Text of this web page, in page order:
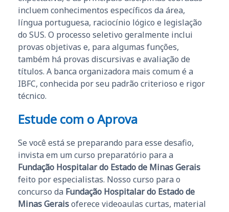
incluem conhecimentos específicos da área,
língua portuguesa, raciocínio lógico e legislação
do SUS. O processo seletivo geralmente inclui
provas objetivas e, para algumas funções,
também há provas discursivas e avaliação de
títulos. A banca organizadora mais comum é a
IBFC, conhecida por seu padrão criterioso e rigor
técnico.
Estude com o Aprova
Se você está se preparando para esse desafio,
invista em um curso preparatório para a
Fundação Hospitalar do Estado de Minas Gerais
feito por especialistas. Nosso curso para o
concurso da Fundação Hospitalar do Estado de
Minas Geraisoferece videoaulas curtas, material